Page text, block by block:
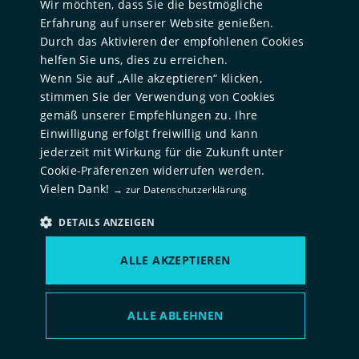
Wir möchten, dass Sie die bestmögliche
Erfahrung auf unserer Website genießen.
Durch das Aktivieren der empfohlenen Cookies
helfen Sie uns, dies zu erreichen.
Wenn Sie auf „Alle akzeptieren“ klicken,
stimmen Sie der Verwendung von Cookies
gemäß unserer Empfehlungen zu. Ihre
Einwilligung erfolgt freiwillig und kann
jederzeit mit Wirkung für die Zukunft unter
Cookie-Präferenzen widerrufen werden.
Vielen Dank! → zur Datenschutzerklärung
DETAILS ANZEIGEN
ALLE AKZEPTIEREN
ALLE ABLEHNEN